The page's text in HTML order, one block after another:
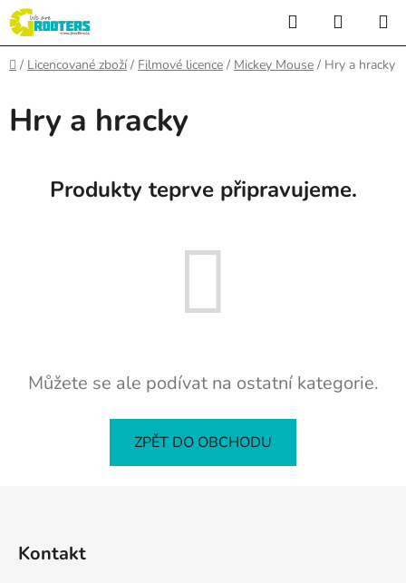
Přejít
na
obsah
Hledat
KOŠÍK
Domů
/ Licencované zboží / Filmové licence / Mickey Mouse / Hry a hracky
Hry a hracky
Produkty teprve připravujeme.
Můžete se ale podívat na ostatní kategorie.
ZPĚT DO OBCHODU
Kontakt